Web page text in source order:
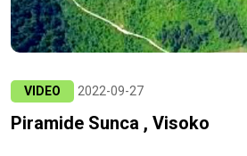
VIDEO 2022-09-27
Piramide Sunca , Visoko